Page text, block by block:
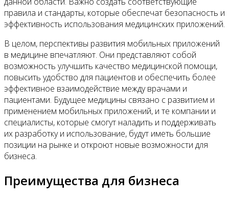
правила и стандарты, которые обеспечат безопасность и
эффективность использования медицинских приложений.
В целом, перспективы развития мобильных приложений
в медицине впечатляют. Они представляют собой
возможность улучшить качество медицинской помощи,
повысить удобство для пациентов и обеспечить более
эффективное взаимодействие между врачами и
пациентами. Будущее медицины связано с развитием и
применением мобильных приложений, и те компании и
специалисты, которые смогут наладить и поддерживать
их разработку и использование, будут иметь большие
позиции на рынке и откроют новые возможности для
бизнеса.
Преимущества для бизнеса